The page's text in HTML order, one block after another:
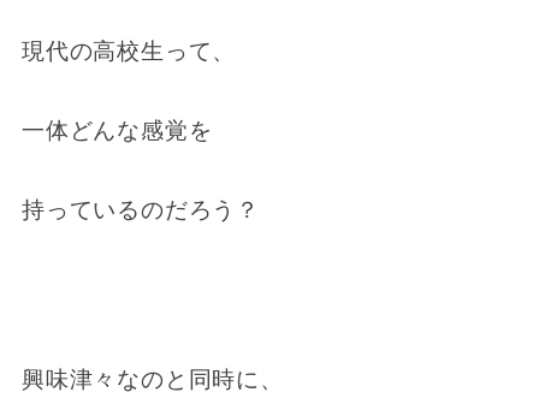
現代の高校生って、
一体どんな感覚を
持っているのだろう？
興味津々なのと同時に、